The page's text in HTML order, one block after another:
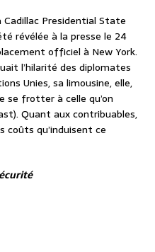
Presidential State
révélée à la presse le 24
officiel à New York.
l’hilarité des diplomates
Unies, sa limousine, elle,
se frotter à celle qu’on
Quant aux contribuables,
coûts qu’induisent ce